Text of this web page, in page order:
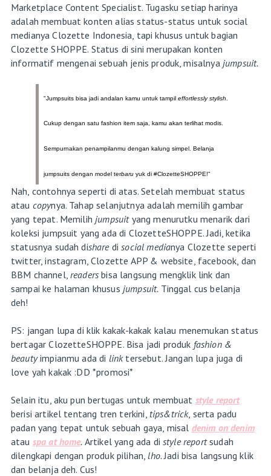
Marketplace Content Specialist. Tugasku setiap harinya
adalah membuat konten alias status-status untuk social
medianya Clozette Indonesia, tapi khusus untuk bagian
Clozette SHOPPE. Status di sini merupakan konten
informatif mengenai sebuah jenis produk, misalnya jumpsuit.
"Jumpsuits bisa jadi andalan kamu untuk tampil effortlessly stylish
Cukup dengan satu fashion item saja, kamu akan terlihat modis.
Sempurnakan penampilanmu dengan kalung simpel. Belanja
jumpsuits dengan model terbaru yuk di #ClozetteSHOPPE!"
Nah, contohnya seperti di atas. Setelah membuat status
atau copynya. Tahap selanjutnya adalah memilih gambar
yang tepat. Memilih jumpsuit yang menurutku menarik dari
koleksi jumpsuit yang ada di ClozetteSHOPPE. Jadi, ketika
statusnya sudah dishare disocial medianya Clozette seperti
twitter, instagram, Clozette APP & website, facebook, dan
BBM channel, readersbisa langsung mengklik link dan
sampai ke halaman khusus jumpsuit. Tinggal cus belanja
deh!
PS: jangan lupa di klik kakak-kakak kalau menemukan status
bertagar ClozetteSHOPPE. Bisa jadi produk fashion &
beautyimpianmu ada di link tersebut. Jangan lupa juga di
love yah kakak :DD *promosi*
Selain itu, aku pun bertugas untuk membuat style report
berisi artikel tentang tren terkini, tips&trick, serta padu
padan yang tepat untuk sebuah gaya, misal denim on denim
atau spa at home. Artikel yang ada distyle reportsudah
dilengkapi dengan produk pilihan,lho.Jadi bisa langsung klik
dan belanja deh. Cus!